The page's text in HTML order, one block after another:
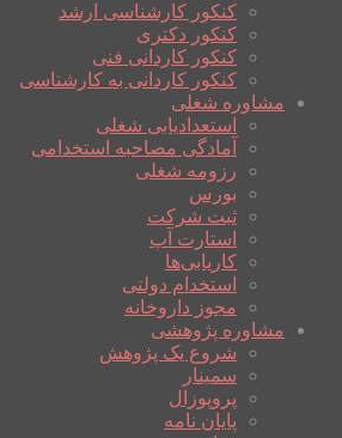
کنکور کارشناسی ارشد
کنکور دکتری
کنکور کاردانی فنی
کنکور کاردانی به کارشناسی
مشاوره شغلی
استعدادیابی شغلی
آمادگی مصاحبه استخدامی
رزومه شغلی
بورس
ثبت شرکت
استارت آپ
کاریابی‌ها
استخدام دولتی
مجوز داروخانه
مشاوره پژوهشی
شروع یک پژوهش
سمینار
پروپوزال
پایان نامه